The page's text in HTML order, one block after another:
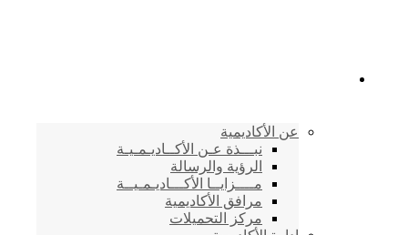
عن الأكاديمية
نبـــذة عـن الأكــاديـمـيـة
الرؤية والرسالة
مــــزايــا الأكـــاديـمـيــة
مرافق الأكاديمية
مركز التحميلات